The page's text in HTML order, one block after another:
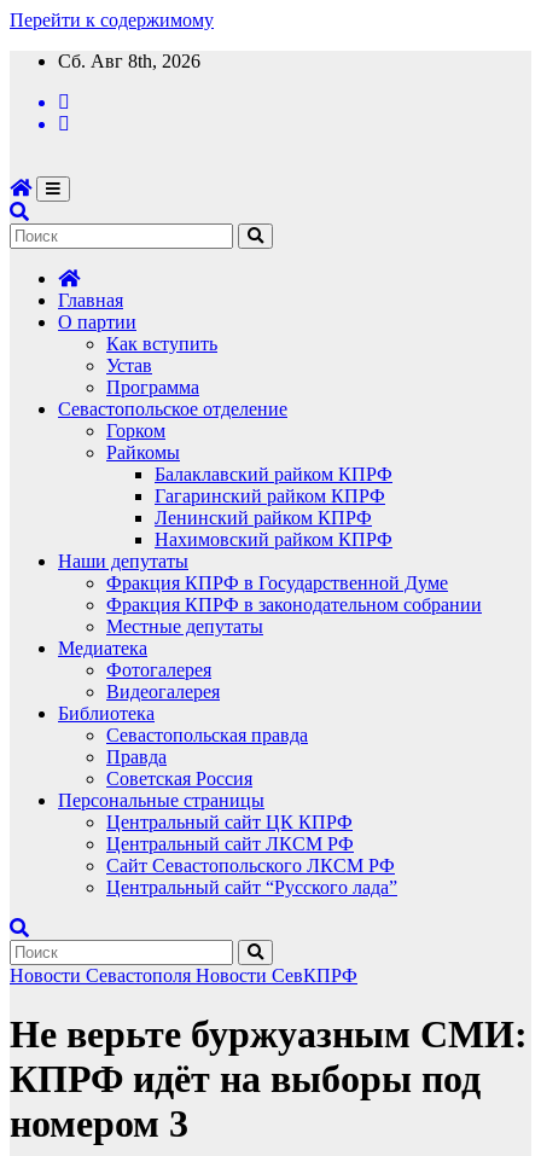
Перейти к содержимому
Сб. Авг 8th, 2026
Главная
О партии
Как вступить
Устав
Программа
Севастопольское отделение
Горком
Райкомы
Балаклавский райком КПРФ
Гагаринский райком КПРФ
Ленинский райком КПРФ
Нахимовский райком КПРФ
Наши депутаты
Фракция КПРФ в Государственной Думе
Фракция КПРФ в законодательном собрании
Местные депутаты
Медиатека
Фотогалерея
Видеогалерея
Библиотека
Севастопольская правда
Правда
Советская Россия
Персональные страницы
Центральный сайт ЦК КПРФ
Центральный сайт ЛКСМ РФ
Сайт Севастопольского ЛКСМ РФ
Центральный сайт “Русского лада”
Новости Севастополя Новости СевКПРФ
Не верьте буржуазным СМИ:
КПРФ идёт на выборы под
номером 3